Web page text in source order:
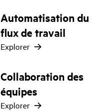
Automatisation du
flux de travail
Explorer
Collaboration des
équipes
Explorer